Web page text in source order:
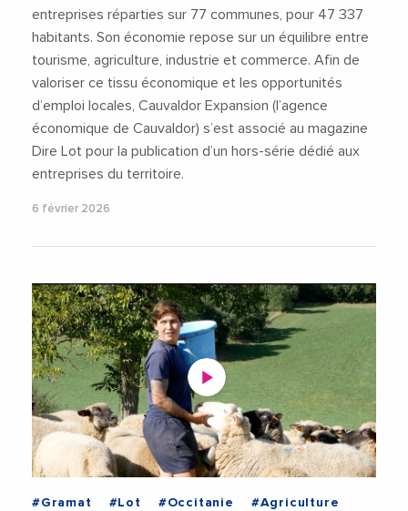
entreprises réparties sur 77 communes, pour 47 337
habitants. Son économie repose sur un équilibre entre
tourisme, agriculture, industrie et commerce. Afin de
valoriser ce tissu économique et les opportunités
d’emploi locales, Cauvaldor Expansion (l’agence
économique de Cauvaldor) s’est associé au magazine
Dire Lot pour la publication d’un hors-série dédié aux
entreprises du territoire.
6 février 2026
#Gramat #Lot #Occitanie
#Agriculture